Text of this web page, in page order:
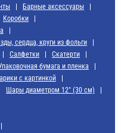
Барные аксессуары
Коробки
сердца, круги из фольги
Салфетки
Скатерти
бумага и пленка
с картинкой
Шары диаметром 12" (30 см)